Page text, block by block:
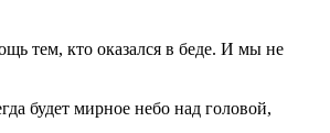
тем, кто оказался в беде. И мы не
будет мирное небо над головой,